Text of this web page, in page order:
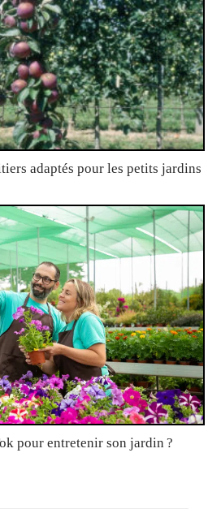
adaptés pour les petits jardins
pour entretenir son jardin ?